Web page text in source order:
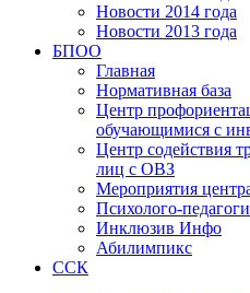
Новости 2014 года
Новости 2013 года
БПОО
Главная
Нормативная база
Центр
обучающимися с
Центр содействия
лиц с ОВЗ
Мероприятия
Психолого-
Инклюзив Инфо
Абилимпикс
ССК